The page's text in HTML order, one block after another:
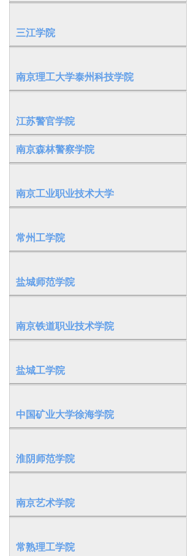
三江学院
南京理工大学泰州科技学院
江苏警官学院
南京森林警察学院
南京工业职业技术大学
常州工学院
盐城师范学院
南京铁道职业技术学院
盐城工学院
中国矿业大学徐海学院
淮阴师范学院
南京艺术学院
常熟理工学院